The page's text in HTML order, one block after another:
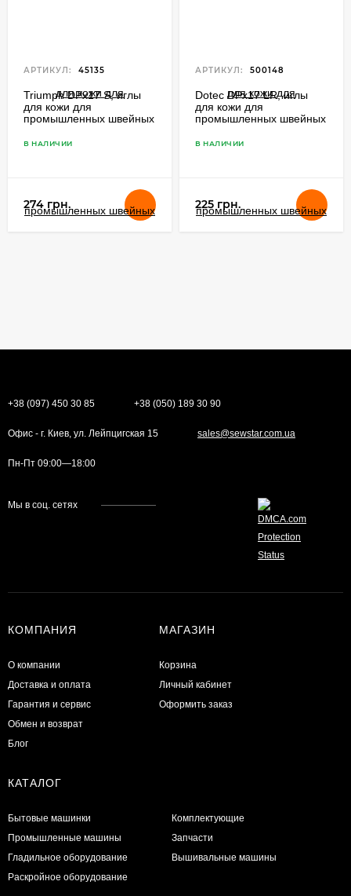
АРТИКУЛ: 45135
Triumph DPx17 S, иглы
для кожи для
промышленных швейных
лапкой
В НАЛИЧИИ
274 грн.
АРТИКУЛ: 500148
Dotec DPx17 LR, иглы
для кожи для
промышленных швейных
лапкой
В НАЛИЧИИ
225 грн.
+38 (097) 450 30 85 +38 (050) 189 30 90
Офис - г. Киев, ул. Лейпцигская 15 sales@sewstar.com.ua
Пн-Пт 09:00—18:00
Мы в соц. сетях
КОМПАНИЯ
О компании
Доставка и оплата
Гарантия и сервис
Обмен и возврат
Блог
МАГАЗИН
Корзина
Личный кабинет
Оформить заказ
КАТАЛОГ
Бытовые машинки
Промышленные машины
Гладильное оборудование
Раскройное оборудование
Комплектующие
Запчасти
Вышивальные машины